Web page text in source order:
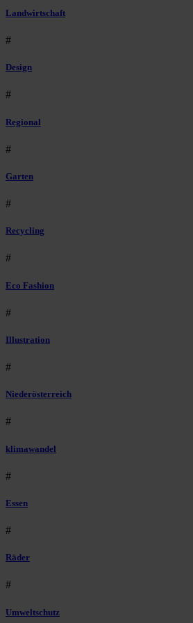
Landwirtschaft
#
Design
#
Regional
#
Garten
#
Recycling
#
Eco Fashion
#
Illustration
#
Niederösterreich
#
klimawandel
#
Essen
#
Räder
#
Umweltschutz